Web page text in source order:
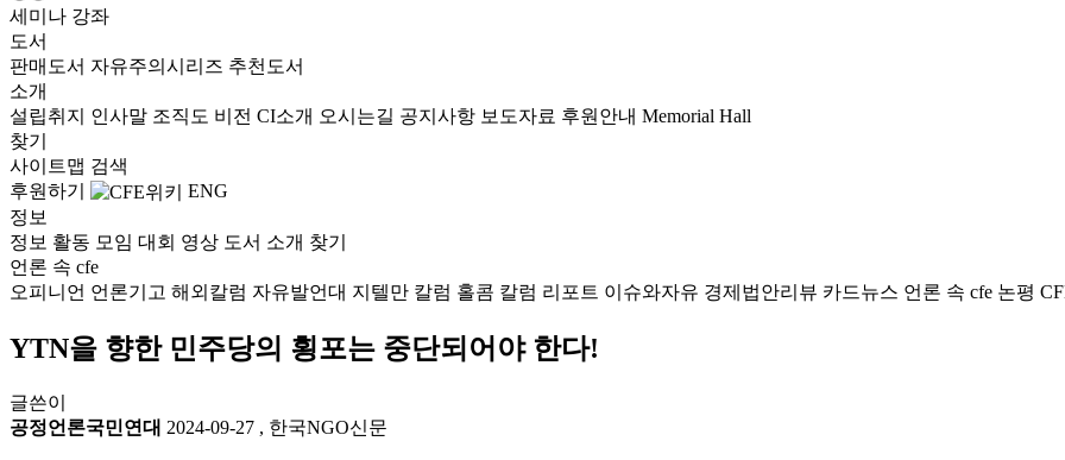
세미나 강좌
도서
판매도서 자유주의시리즈 추천도서
소개
설립취지 인사말 조직도 비전 CI소개 오시는길 공지사항 보도자료 후원안내 Memorial Hall
찾기
사이트맵 검색
후원하기
ENG
정보
정보 활동 모임 대회 영상 도서 소개 찾기
언론 속 cfe
오피니언 언론기고 해외칼럼 자유발언대 지텔만 칼럼 홀콤 칼럼 리포트 이슈와자유 경제법안리뷰 카드뉴스 언론 속 cfe 논평
YTN을 향한 민주당의 횡포는 중단되어야 한다!
글쓴이
공정언론국민연대 2024-09-27 , 한국NGO신문